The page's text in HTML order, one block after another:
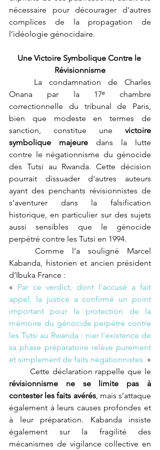
nécessaire pour décourager d'autres
complices de la propagation de
l’idéologie génocidaire.
Une Victoire Symbolique Contre le
Révisionnisme
Onana par la 17ᵉ chambre
correctionnelle du tribunal de Paris,
bien que modeste en termes de
sanction, constitue une victoire
symbolique majeure dans la lutte
contre le négationnisme du génocide
des Tutsi au Rwanda. Cette décision
pourrait dissuader d'autres auteurs
ayant des penchants révisionnistes de
s'aventurer dans la falsification
historique, en particulier sur des sujets
aussi sensibles que le génocide
perpétré contre les Tutsi en 1994.
Kabanda, historien et ancien président
d’Ibuka France :
« Par ce verdict, dont l’accusé a fait
appel, la justice a confirmé un point
important pour la protection de la
mémoire du génocide perpétré contre
les Tutsi au Rwanda : nier l’existence de
sa phase préparatoire relève purement
et simplement de faits négationnistes.
révisionnisme ne se limite pas à
contester les faits avérés, mais s’attaque
également à leurs causes profondes et
à leur préparation. Kabanda insiste
également sur la fragilité des
mécanismes de vigilance collective en